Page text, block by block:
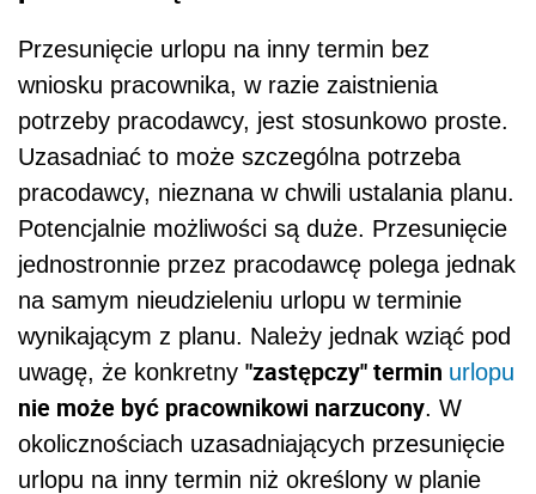
Przesunięcie urlopu na inny termin bez
wniosku pracownika, w razie zaistnienia
potrzeby pracodawcy, jest stosunkowo proste.
Uzasadniać to może szczególna potrzeba
pracodawcy, nieznana w chwili ustalania planu.
Potencjalnie możliwości są duże. Przesunięcie
jednostronnie przez pracodawcę polega jednak
na samym nieudzieleniu urlopu w terminie
wynikającym z planu. Należy jednak wziąć pod
uwagę, że konkretny "zastępczy" termin urlopu
nie może być pracownikowi narzucony. W
okolicznościach uzasadniających przesunięcie
urlopu na inny termin niż określony w planie